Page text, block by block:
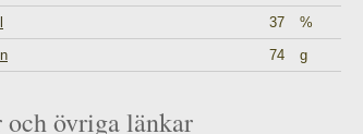
37
%
74 g
övriga länkar